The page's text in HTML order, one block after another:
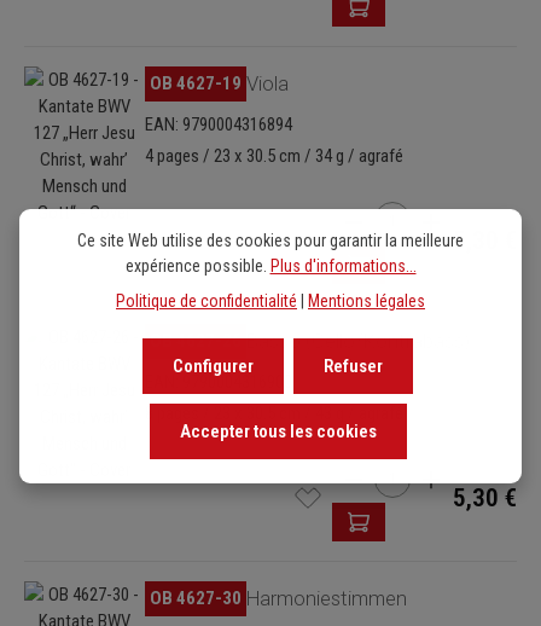
Ignorer la galerie d'images
OB 4627-19 Viola
EAN: 9790004316894
4 pages / 23 x 30.5 cm / 34 g / agrafé
Quantité de produit :
5,30 €
Ignorer la galerie d'images
OB 4627-26 Basso (Cello/Kontrabass)
EAN: 9790004316900
Quantité de produit :
5,30 €
Ignorer la galerie d'images
OB 4627-30 Harmoniestimmen
Ce site Web utilise des cookies pour garantir la meilleure
expérience possible. Plus d'informations...
Politique de confidentialité
Mentions légales
Refuser
Configurer
Accepter tous les cookies